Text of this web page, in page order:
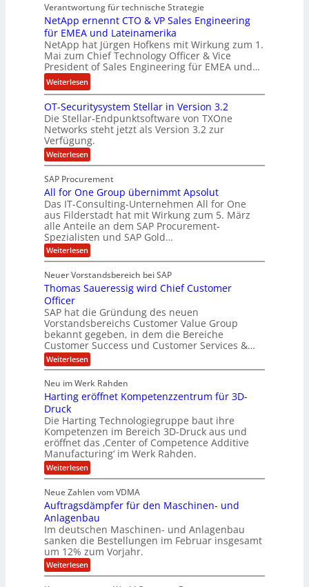
e
i
n
e
L
ö
s
u
n
g
i
r
d
F
i
n
a
n
z
c
h
f
b
e
i
I
F
S
n
g
n
e
e
r
i
n
g
-
S
p
e
z
i
a
l
i
s
u
l
i
a
H
u
b
e
r
ä
l
t
6
5
M
i
l
l
i
o
n
Verantwortung für technische Strategie
NetApp ernennt CTO & VP Sales Engineering
für EMEA und Lateinamerika
NetApp hat Jürgen Hofkens mit Wirkung zum 1.
Mai zum Chief Technology Officer & Vice
President of Sales Engineering für EMEA und…
Weiterlesen:
N
e
t
A
p
p
n
e
n
n
t
C
T
O
V
P
S
a
l
e
s
n
g
i
n
e
r
i
n
g
f
ü
r
OT-Securitysystem Stellar in Version 3.2
Die Stellar-Endpunktsoftware von TXOne
Networks steht jetzt als Version 3.2 zur
Verfügung.
Weiterlesen:
O
-
S
e
c
u
r
i
t
y
y
s
e
m
S
t
e
l
l
r
i
e
r
s
i
o
n
3
.
2
SAP Procurement
All for One Group übernimmt Apsolut
Das IT-Consulting-Unternehmen All for One
aus Filderstadt hat mit Wirkung zum 5. März
alle Anteile an dem SAP Procurement-
Spezialisten und SAP Gold…
Weiterlesen:
A
l
f
r
O
n
e
G
r
o
p
ü
r
n
i
m
m
t
A
p
s
o
l
u
t
Neuer Vorstandsbereich bei SAP
Thomas Saueressig wird Chief Customer
Officer
SAP hat die Gründung des neuen
Vorstandsbereichs Customer Value Group
bekannt gegeben, in dem die Bereiche
Customer Success und Customer Services &…
Weiterlesen:
T
o
m
S
a
u
e
r
e
s
i
g
w
i
r
d
C
h
i
Neu im Werk Rahden
Harting eröffnet Kompetenzzentrum für 3D-
Druck
Die Harting Technologiegruppe baut ihre
Kompetenzen im Bereich 3D-Druck aus und
eröffnet das ‚Center of Competence Additive
Manufacturing‘ im Werk Rahden.
Weiterlesen:
H
r
t
i
n
g
e
r
ö
f
Neue Zahlen vom VDMA
Auftragsdämpfer für den Maschinen- und
Anlagenbau
Im deutschen Maschinen- und Anlagenbau
sanken die Bestellungen im Februar insgesamt
um 12% zum Vorjahr.
Weiterlesen:
A